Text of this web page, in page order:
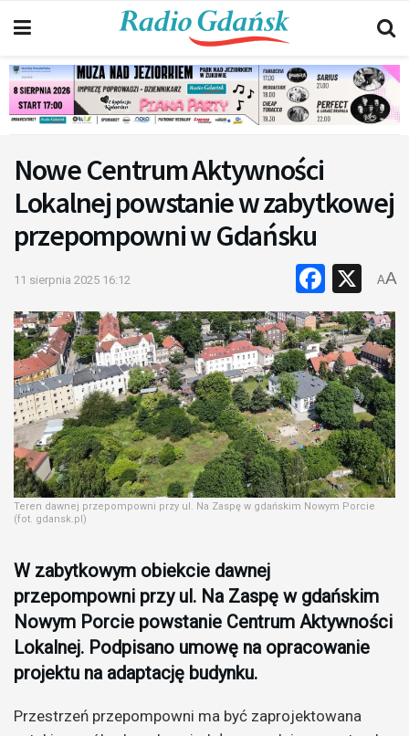
Nowe Centrum Aktywności
Lokalnej powstanie w zabytkowej
przepompowni w Gdańsku
11 sierpnia 2025 16:12 X
AA
Teren dawnej przepompowni przy ul. Na Zaspę w gdańskim Nowym Porcie
(fot. gdansk.pl)
W zabytkowym obiekcie dawnej
przepompowni przy ul. Na Zaspę w gdańskim
Nowym Porcie powstanie Centrum Aktywności
Lokalnej. Podpisano umowę na opracowanie
projektu na adaptację budynku.
Przestrzeń przepompowni ma być zaprojektowana